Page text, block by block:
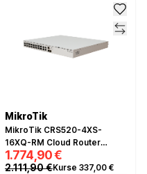
MikroTik
MikroTik CRS520-4XS-
16XQ-RM Cloud Router
Switch – 16x 100G QSFP28,
4x 25G SFP28
1.774,90 €
2.111,90 €Kurse 337,00 €